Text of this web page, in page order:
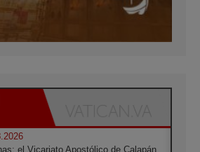
el Vicariato Apostólico de Calapán